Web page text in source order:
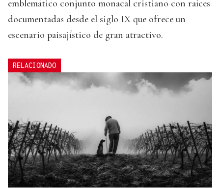
emblemático conjunto monacal cristiano con raíces
documentadas desde el siglo IX que ofrece un
escenario paisajístico de gran atractivo.
RELACIONADO